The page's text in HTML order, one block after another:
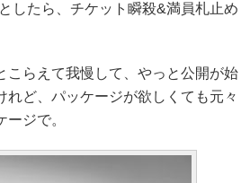
したら、チケット瞬殺&満員札止め
こらえて我慢して、やっと公開が始
ど、パッケージが欲しくても元々
ジで。